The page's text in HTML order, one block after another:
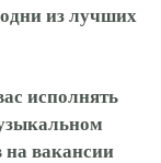
из лучших
исполнять
вакансии